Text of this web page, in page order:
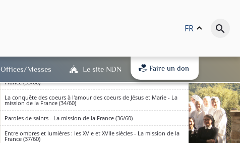
FR keyboard_arrow_up search
Offices/Messes Le site NDN Faire un don
L'épopée de sainte Jeanne d'Arc - La mission de la France (32/60)
La quête de la sagesse dans la France du XIV-XVs - La mission de la
France (33/60)
La conquête des coeurs à l'amour des coeurs de Jésus et Marie - La
mission de la France (34/60)
Paroles de saints - La mission de la France (36/60)
Entre ombres et lumières : les XVIe et XVIIe siècles - La mission de la
France (37/60)